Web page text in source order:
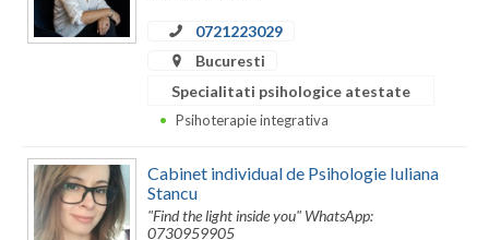
0721223029
Bucuresti
Specialitati psihologice atestate
Psihoterapie integrativa
Cabinet individual de Psihologie Iuliana
Stancu
"Find the light inside you" WhatsApp:
0730959905